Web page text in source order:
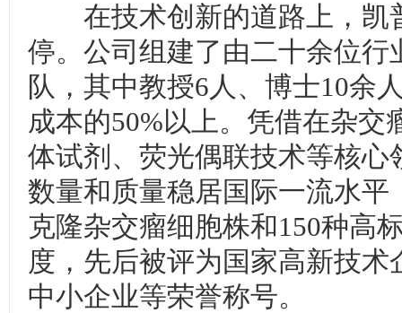
在技术创新的道路上，凯
停。公司组建了由二十余位行
队，其中教授6人、博士10余
成本的50%以上。凭借在杂交
体试剂、荧光偶联技术等核心
数量和质量稳居国际一流水平
克隆杂交瘤细胞株和150种高
度，先后被评为国家高新技
中小企业等荣誉称号。